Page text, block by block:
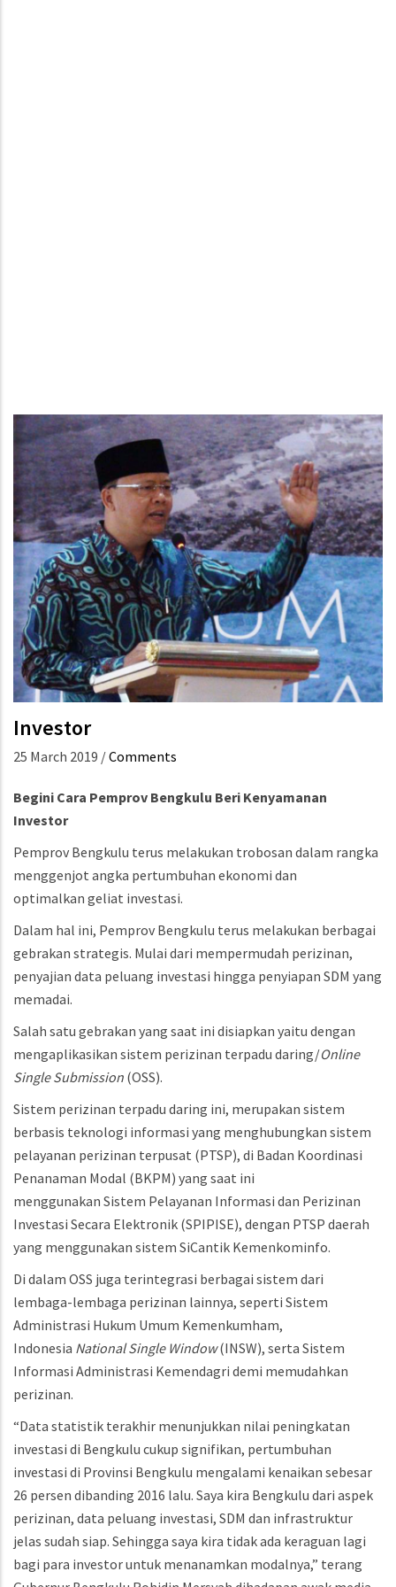
Investor
25 March 2019 /Comments
Begini Cara Pemprov Bengkulu Beri Kenyamanan
Investor
Pemprov Bengkulu terus melakukan trobosan dalam rangka
menggenjot angka pertumbuhan ekonomi dan
optimalkan geliat investasi.
Dalam hal ini, Pemprov Bengkulu terus melakukan berbagai
gebrakan strategis. Mulai dari mempermudah perizinan,
penyajian data peluang investasi hingga penyiapan SDM yang
memadai.
Salah satu gebrakan yang saat ini disiapkan yaitu dengan
mengaplikasikan sistem perizinan terpadu daring/Online
Single Submission (OSS).
Sistem perizinan terpadu daring ini, merupakan sistem
berbasis teknologi informasi yang menghubungkan sistem
pelayanan perizinan terpusat (PTSP), di Badan Koordinasi
Penanaman Modal (BKPM) yang saat ini
menggunakan Sistem Pelayanan Informasi dan Perizinan
Investasi Secara Elektronik (SPIPISE), dengan PTSP daerah
yang menggunakan sistem SiCantik Kemenkominfo.
Di dalam OSS juga terintegrasi berbagai sistem dari
lembaga-lembaga perizinan lainnya, seperti Sistem
Administrasi Hukum Umum Kemenkumham,
Indonesia National Single Window(INSW), serta Sistem
Informasi Administrasi Kemendagri demi memudahkan
perizinan.
“Data statistik terakhir menunjukkan nilai peningkatan
investasi di Bengkulu cukup signifikan, pertumbuhan
investasi di Provinsi Bengkulu mengalami kenaikan sebesar
26 persen dibanding 2016 lalu. Saya kira Bengkulu dari aspek
perizinan, data peluang investasi, SDM dan infrastruktur
jelas sudah siap. Sehingga saya kira tidak ada keraguan lagi
bagi para investor untuk menanamkan modalnya,” terang